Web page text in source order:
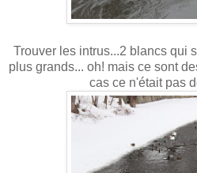
Trouver les intrus...2 blancs qui
plus grands... oh! mais ce sont
cas ce n'était pas